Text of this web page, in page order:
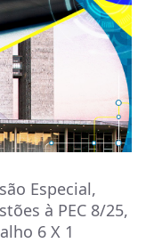
Especial,
à PEC 8/25,
6 X 1